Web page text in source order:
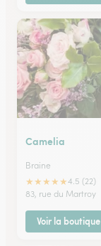
Camelia
Braine
★★★★★4.5 (22)
83, rue du Martroy
Voir la boutique